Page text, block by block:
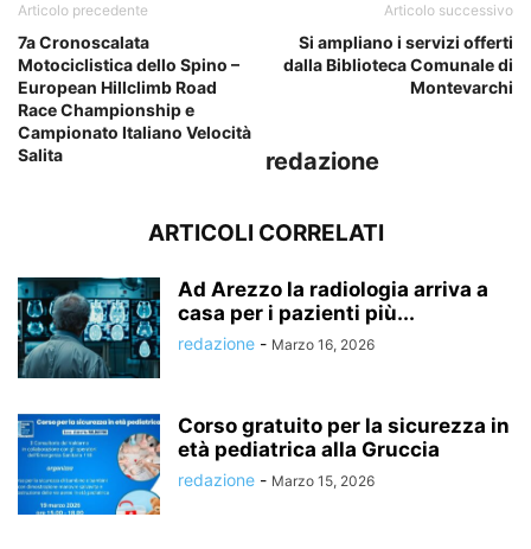
Articolo precedente
7a Cronoscalata
Motociclistica dello Spino –
European Hillclimb Road
Race Championship e
Campionato Italiano Velocità
Salita
Articolo successivo
Si ampliano i servizi offerti
dalla Biblioteca Comunale di
Montevarchi
redazione
ARTICOLI CORRELATI
Ad Arezzo la radiologia arriva a
casa per i pazienti più...
redazione - Marzo 16, 2026
Corso gratuito per la sicurezza in
età pediatrica alla Gruccia
redazione - Marzo 15, 2026